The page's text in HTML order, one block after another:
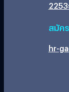
2253
สมัค
hr-